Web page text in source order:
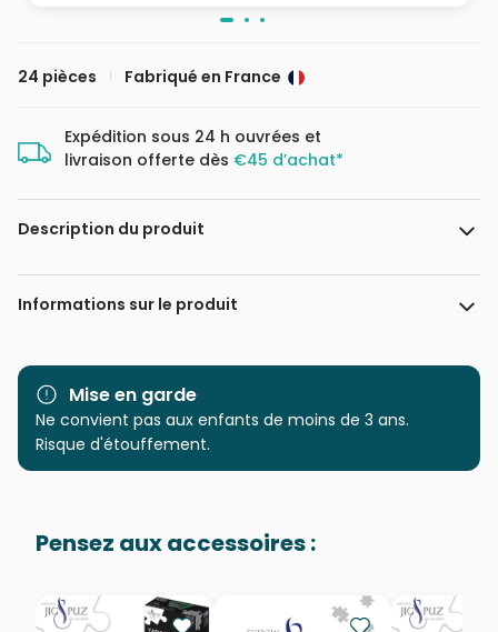
24 pièces Fabriqué en France
Expédition sous 24 h ouvrées et
livraison offerte dès €45 d’achat*
Description du produit
123RF - Totallyjamie
Informations sur le produit
Marque Bluebird Puzzle
Catégorie Puzzles - Bateaux
Age
à partir de 4 ans (21 à 30
Provenance Fabriqué en France
EAN 3663384906251
Mise en garde
Ne convient pas aux enfants de moins de 3 ans.
Risque d'étouffement.
Pensez aux accessoires :